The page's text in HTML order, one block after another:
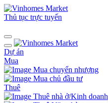
Thủ tục trực tuyến
Dự án
Mua
Mua chuyển nhượng
Mua chủ đầu tư
Thuê
Thuê nhà ở/Kinh doanh